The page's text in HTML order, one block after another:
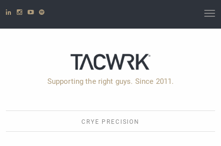
T
Supporting the right guys. Since 2011.
CRYE PRECISION